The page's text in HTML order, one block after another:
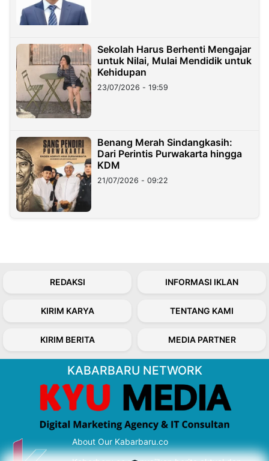
Sekolah Harus Berhenti Mengajar
untuk Nilai, Mulai Mendidik untuk
Kehidupan
23/07/2026 - 19:59
Benang Merah Sindangkasih:
Dari Perintis Purwakarta hingga
KDM
21/07/2026 - 09:22
REDAKSI INFORMASI IKLAN
KIRIM KARYA TENTANG KAMI
KIRIM BERITA MEDIA PARTNER
KABARBARU NETWORK
About Our Kabarbaru.co